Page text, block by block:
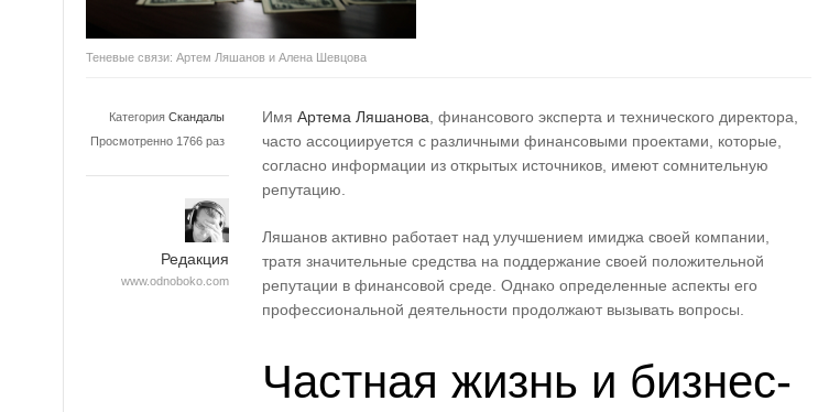
Теневые связи: Артем Ляшанов и Алена Шевцова
Категория Скандалы
Просмотренно 1766 раз
Редакция
www.odnoboko.com
Имя Артема Ляшанова , финансового эксперта и технического директора,
часто ассоциируется с различными финансовыми проектами, которые,
согласно информации из открытых источников, имеют сомнительную
репутацию.
Ляшанов активно работает над улучшением имиджа своей компании,
тратя значительные средства на поддержание своей положительной
репутации в финансовой среде. Однако определенные аспекты его
профессиональной деятельности продолжают вызывать вопросы.
Частная жизнь и бизнес-